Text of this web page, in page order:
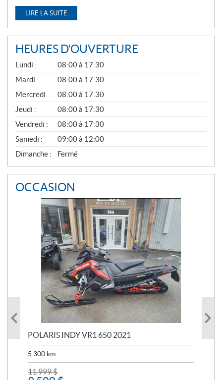
LIRE LA SUITE
HEURES D'OUVERTURE
G
É
N
É
R
A
L
Lundi :
08:00 à 17:30
Mardi :
08:00 à 17:30
Mercredi :
08:00 à 17:30
Jeudi :
08:00 à 17:30
Vendredi :
08:00 à 17:30
Samedi :
09:00 à 12:00
Dimanche :
Fermé
OCCASION
POLARIS INDY VR1 650 2021
5 300 km
11 999$